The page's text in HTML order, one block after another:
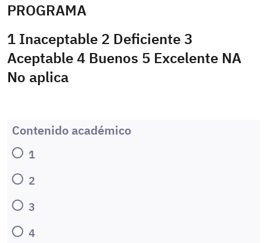
PROGRAMA
1 Inaceptable 2 Deficiente 3
Aceptable 4 Buenos 5 Excelente NA
No aplica
Contenido académico
1
2
3
4